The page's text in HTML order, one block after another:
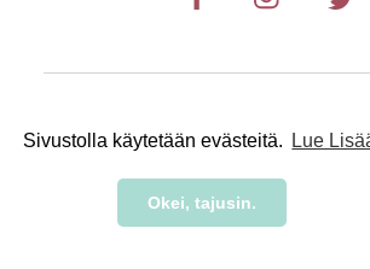
Sivustolla käytetään evästeitä. Lue
Okei, tajusin.